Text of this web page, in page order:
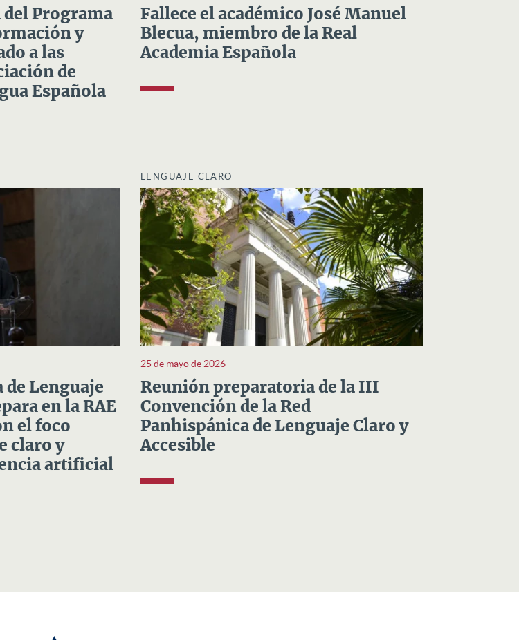
Programa
y
a las
de
Española
Fallece el académico José Manuel
Blecua, miembro de la Real
Academia Española
de Lenguaje
en la RAE
el foco
claro y
artificial
LENGUAJE CLARO
25 de mayo de 2026
Reunión preparatoria de la III
Convención de la Red
Panhispánica de Lenguaje Claro y
Accesible